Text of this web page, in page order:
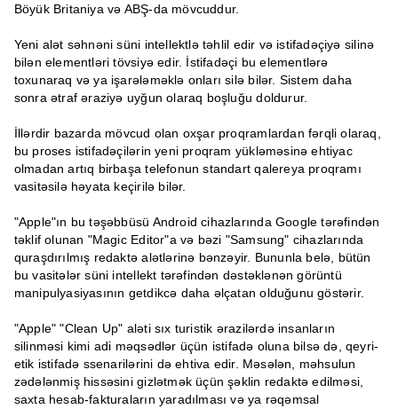
Böyük Britaniya və ABŞ-da mövcuddur.
Yeni alət səhnəni süni intellektlə təhlil edir və istifadəçiyə silinə
bilən elementləri tövsiyə edir. İstifadəçi bu elementlərə
toxunaraq və ya işarələməklə onları silə bilər. Sistem daha
sonra ətraf əraziyə uyğun olaraq boşluğu doldurur.
İllərdir bazarda mövcud olan oxşar proqramlardan fərqli olaraq,
bu proses istifadəçilərin yeni proqram yükləməsinə ehtiyac
olmadan artıq birbaşa telefonun standart qalereya proqramı
vasitəsilə həyata keçirilə bilər.
"Apple"ın bu təşəbbüsü Android cihazlarında Google tərəfindən
təklif olunan "Magic Editor"a və bəzi "Samsung" cihazlarında
quraşdırılmış redaktə alətlərinə bənzəyir. Bununla belə, bütün
bu vasitələr süni intellekt tərəfindən dəstəklənən görüntü
manipulyasiyasının getdikcə daha əlçatan olduğunu göstərir.
"Apple" "Clean Up" aləti sıx turistik ərazilərdə insanların
silinməsi kimi adi məqsədlər üçün istifadə oluna bilsə də, qeyri-
etik istifadə ssenarilərini də ehtiva edir. Məsələn, məhsulun
zədələnmiş hissəsini gizlətmək üçün şəklin redaktə edilməsi,
saxta hesab-fakturaların yaradılması və ya rəqəmsal